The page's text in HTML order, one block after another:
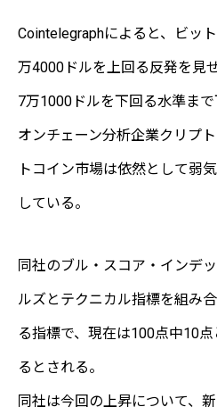
Cointelegraphによると、ビッ
万4000ドルを上回る反発を見
7万1000ドルを下回る水準まで
オンチェーン分析企業クリプ
トコイン市場は依然として弱
している。
同社のブル・スコア・インデ
ルズとテクニカル指標を組み
る指標で、現在は100点中10
るとされる。
同社は今回の上昇について、